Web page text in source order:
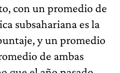
con un promedio de
subsahariana es la
y un promedio
de ambas